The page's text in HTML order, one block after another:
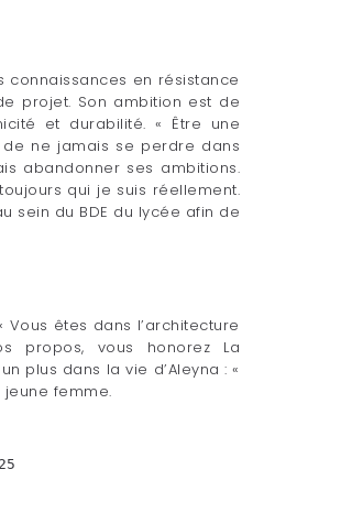
connaissances en résistance
projet. Son ambition est de
et durabilité. « Être une
ne jamais se perdre dans
abandonner ses ambitions.
qui je suis réellement.
sein du BDE du lycée afin de
êtes dans l’architecture
propos, vous honorez La
plus dans la vie d’Aleyna : «
femme.